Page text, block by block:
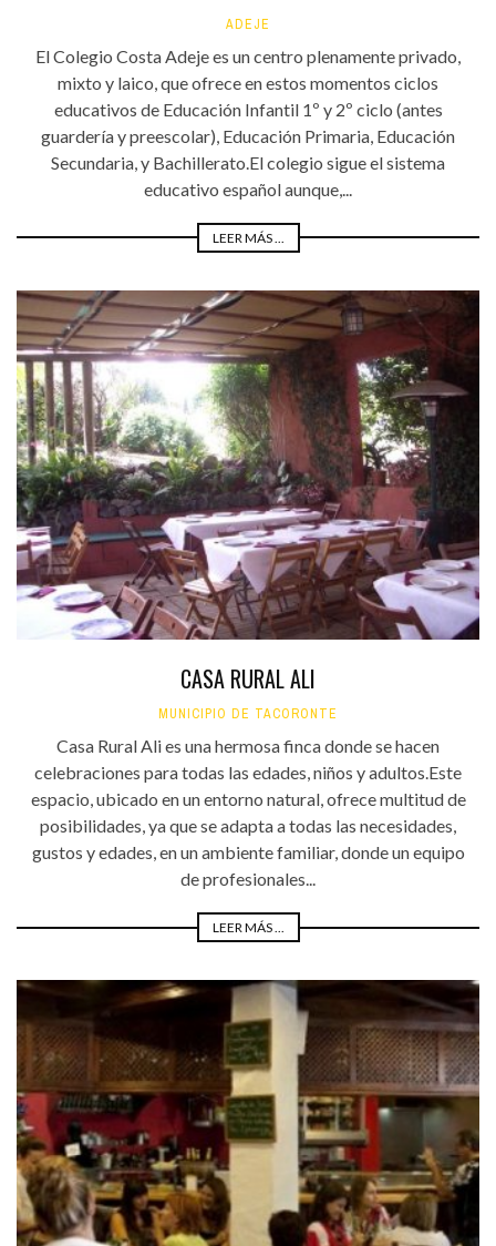
ADEJE
El Colegio Costa Adeje es un centro plenamente privado,
mixto y laico, que ofrece en estos momentos ciclos
educativos de Educación Infantil 1º y 2º ciclo (antes
guardería y preescolar), Educación Primaria, Educación
Secundaria, y Bachillerato.El colegio sigue el sistema
educativo español aunque,...
LEER MÁS ...
CASA RURAL ALI
MUNICIPIO DE TACORONTE
Casa Rural Ali es una hermosa finca donde se hacen
celebraciones para todas las edades, niños y adultos.Este
espacio, ubicado en un entorno natural, ofrece multitud de
posibilidades, ya que se adapta a todas las necesidades,
gustos y edades, en un ambiente familiar, donde un equipo
de profesionales...
LEER MÁS ...